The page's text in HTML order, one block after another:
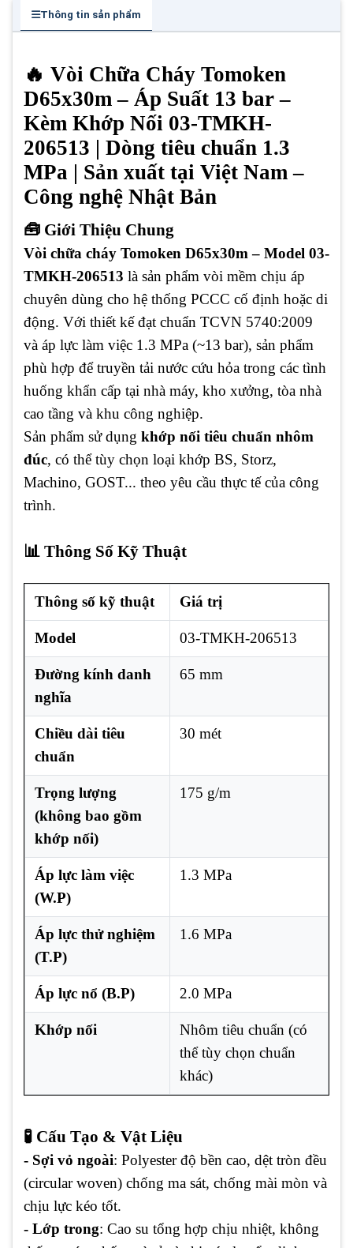
Thông tin sản phẩm
🔥 Vòi Chữa Cháy Tomoken
D65x30m – Áp Suất 13 bar –
Kèm Khớp Nối 03-TMKH-
206513 | Dòng tiêu chuẩn 1.3
MPa | Sản xuất tại Việt Nam –
Công nghệ Nhật Bản
🧰 Giới Thiệu Chung
Vòi chữa cháy Tomoken D65x30m – Model 03-
TMKH-206513 là sản phẩm vòi mềm chịu áp
chuyên dùng cho hệ thống PCCC cố định hoặc di
động. Với thiết kế đạt chuẩn TCVN 5740:2009
và áp lực làm việc 1.3 MPa (~13 bar), sản phẩm
phù hợp để truyền tải nước cứu hỏa trong các tình
huống khẩn cấp tại nhà máy, kho xưởng, tòa nhà
cao tầng và khu công nghiệp.
Sản phẩm sử dụng khớp nối tiêu chuẩn nhôm
đúc, có thể tùy chọn loại khớp BS, Storz,
Machino, GOST... theo yêu cầu thực tế của công
trình.
📊 Thông Số Kỹ Thuật
Thông số kỹ thuật Giá trị
Model 03-TMKH-206513
Đường kính danh
nghĩa
65 mm
Chiều dài tiêu
chuẩn
30 mét
Trọng lượng
(không bao gồm
khớp nối)
175 g/m
Áp lực làm việc
(W.P)
1.3 MPa
Áp lực thử nghiệm
(T.P)
1.6 MPa
Áp lực nổ (B.P) 2.0 MPa
Khớp nối
Nhôm tiêu chuẩn (có
thể tùy chọn chuẩn
khác)
🧪 Cấu Tạo & Vật Liệu
- Sợi vỏ ngoài: Polyester độ bền cao, dệt tròn đều
(circular woven) chống ma sát, chống mài mòn và
chịu lực kéo tốt.
- Lớp trong: Cao su tổng hợp chịu nhiệt, không